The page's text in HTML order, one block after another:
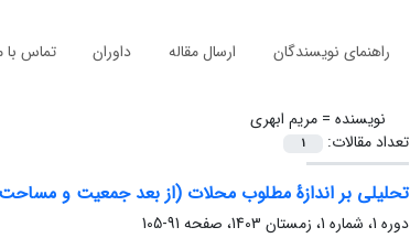
راهنمای نویسندگان ارسال مقاله داوران تماس با
نویسنده =مریم ابهری
تعداد مقالات:
1
تحلیلی بر اندازۀ مطلوب محلات (از بعد جمعیت و
دوره 1، شماره 1، زمستان 1403، صفحه
91-105